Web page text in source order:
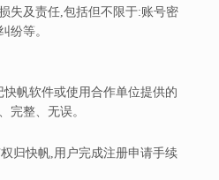
失及责任,包括但不限于:账号密
纷等。
帆软件或使用合作单位提供的
完整、无误。
归快帆,用户完成注册申请手续